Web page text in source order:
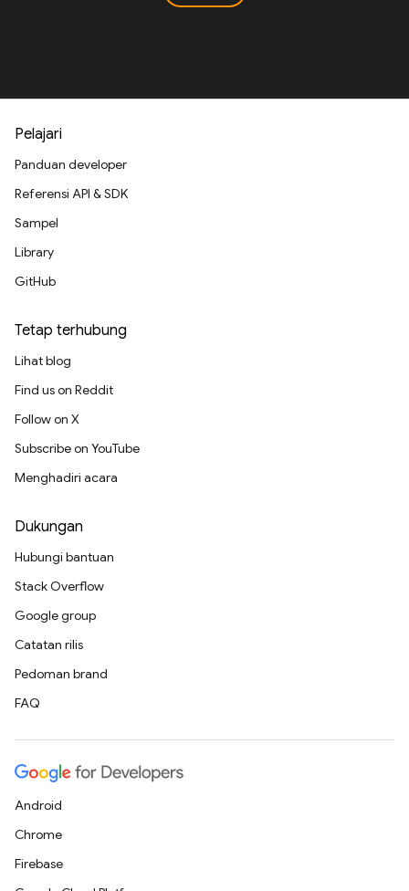
Pelajari
Panduan developer
Referensi API & SDK
Sampel
Library
GitHub
Tetap terhubung
Lihat blog
Find us on Reddit
Follow on X
Subscribe on YouTube
Menghadiri acara
Dukungan
Hubungi bantuan
Stack Overflow
Google group
Catatan rilis
Pedoman brand
FAQ
Android
Chrome
Firebase